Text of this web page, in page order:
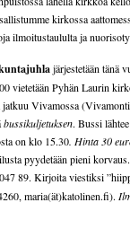
kirkossa
ilmoitustaululta ja
järjestetään tänä
vietetään Pyhän Laurin
jatkuu Vivamossa
bussikuljetuksen. Bussi
on klo 15.30. Hinta 30
pyydetään pieni
89. Kirjoita viestiksi
maria(ät)katolinen.fi).